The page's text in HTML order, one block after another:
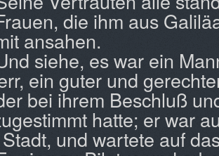
die ihm aus
ansahen.
siehe, es war ein
ein guter und
bei ihrem Beschluß
hatte; er war
und wartete auf